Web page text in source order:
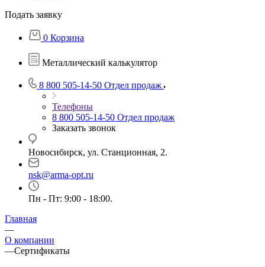
Подать заявку
0 Корзина
Металлический калькулятор
8 800 505-14-50 Отдел продаж
Телефоны
8 800 505-14-50 Отдел продаж
Заказать звонок
Новосибирск, ул. Станционная, 2.
nsk@arma-opt.ru
Пн - Пт: 9:00 - 18:00.
Главная
—
О компании
—Cертификаты